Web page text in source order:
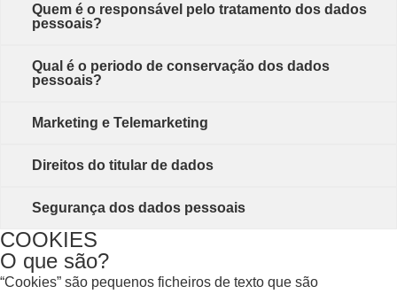
Quem é o responsável pelo tratamento dos dados
pessoais?
Qual é o periodo de conservação dos dados
pessoais?
Marketing e Telemarketing
Direitos do titular de dados
Segurança dos dados pessoais
COOKIES
O que são?
“Cookies” são pequenos ficheiros de texto que são